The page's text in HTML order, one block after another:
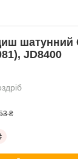
шатунний
JD8400
₴